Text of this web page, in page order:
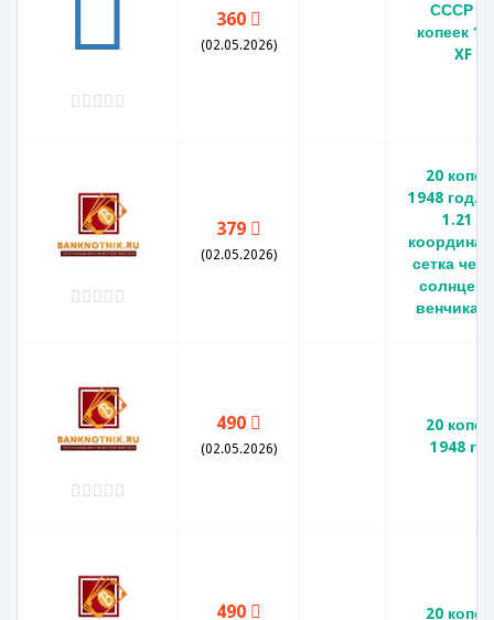
360
(02.05.2026)
СССР 20
копеек
XF
379
(02.05.2026)
20
1948 год.
1.21 -
сетка
солнце
венчика).
490
(02.05.2026)
20
1948
490 20